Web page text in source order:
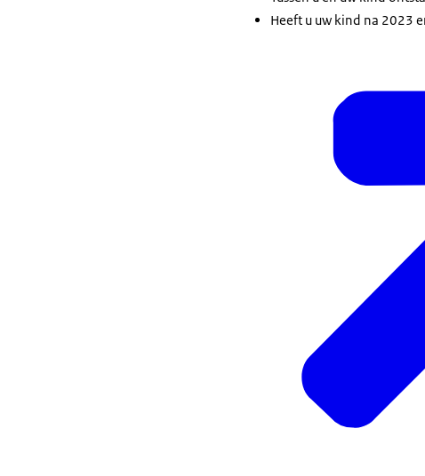
Heeft u uw kind na 2023